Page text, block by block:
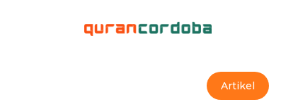
Artikel